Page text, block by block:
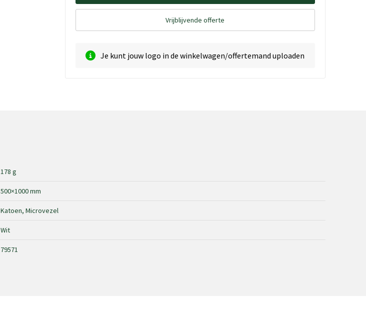
Vrijblijvende offerte
Je kunt jouw logo in de winkelwagen/offertemand uploaden
178 g
500×1000 mm
Katoen, Microvezel
Wit
79571